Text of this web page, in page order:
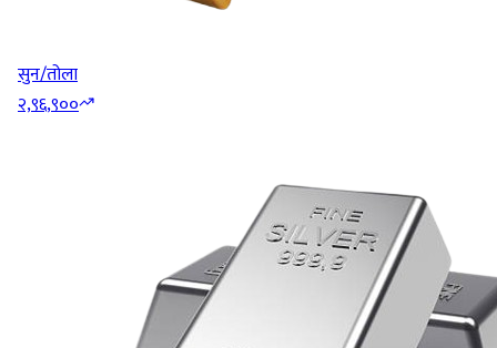
सुन/तोला
२,९६,९००